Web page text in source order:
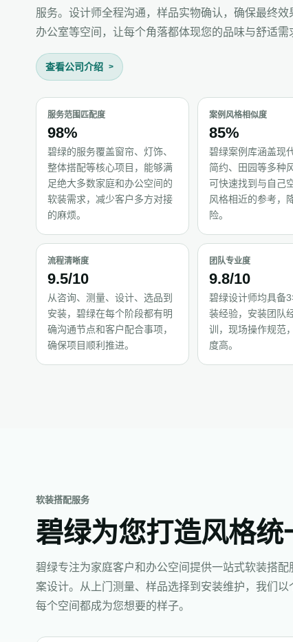
服务。设计师全程沟通，样品实物确认，确保最终效
办公室等空间，让每个角落都体现您的品味与舒适需
查看公司介绍
服务范围匹配度
98%
碧绿的服务覆盖窗帘、灯饰、
整体搭配等核心项目，能够满
足绝大多数家庭和办公空间的
软装需求，减少客户多方对接
的麻烦。
案例风格相似度
85%
碧绿案例库涵盖现
简约、田园等多种
可快速找到与自己
风格相近的参考，
险。
流程清晰度
9.5/10
从咨询、测量、设计、选品到
安装，碧绿在每个阶段都有明
确沟通节点和客户配合事项，
确保项目顺利推进。
团队专业度
9.8/10
碧绿设计师均具备
装经验，安装团队
训，现场操作规范
度高。
软装搭配服务
碧绿为您打造风格统
碧绿专注为家庭客户和办公空间提供一站式软装搭
案设计。从上门测量、样品选择到安装维护，我们
每个空间都成为您想要的样子。